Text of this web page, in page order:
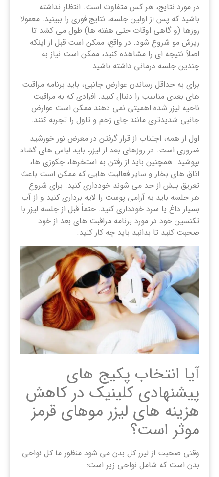
در مورد نتایج، هر کس متفاوت است. انتظار نداشته
باشید که پس از اولین جلسه، نتایج فوری را ببینید. معمولا
روزها (و گاهی اوقات حتی هفته ها) طول می کشد تا
ریزش مو شروع شود. در واقع، ممکن است قبل از اینکه
اصلاً نتیجه ای را مشاهده کنید، ممکن است نیاز به
چندین جلسه درمانی داشته باشید.
برای به حداقل رساندن عوارض جانبی، باید برنامه مراقبت
های بعدی مناسب را دنبال کنید. افرادی که به مراقبت
ناحیه لیزر شده اهمیتی نمی دهند ممکن است عوارض
جانبی شدیدتری مانند جای زخم و تاول را تجربه کنند.
اول از همه، اجتناب از قرار گرفتن در معرض نور خورشید
ضروری است. در روزهای بعد از لیزر، باید لباس های گشاد
بپوشید. همچنین باید از رفتن به استخرها، جکوزی ها،
اتاق های بخار و سایر فعالیت هایی که ممکن است باعث
تعریق بیش از حد می شوند خودداری کنید. برای شروع
هر جلسه باید به آرامی پوست را لایه برداری کنید و از آب
بسیار داغ یا سرد خودداری کنید. حتماً قبل از جلسه لیزر با
تکنسین خود در مورد برنامه مراقبت های بعد از خود
صحبت کنید تا بدانید باید چه کار کنید.
آیا انتخاب پکیج ‌های
پیشنهادی کلینیک در کاهش
هزینه ‌های لیزر موهای قرمز
موثر است؟
وقتی صحبت از لیزر کل بدن می شود منظور ما کل نواحی
بدن است که شامل نواحی زیر است: